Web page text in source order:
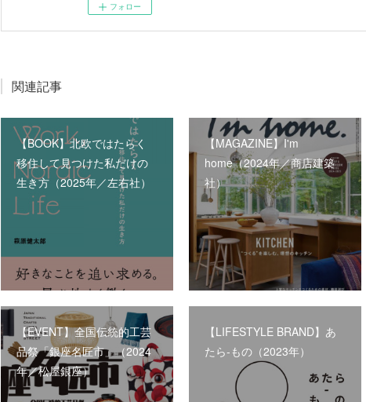
フォロー
関連記事
【BOOK】北欧ではたらく
移住して見つけた私だけの
生き方（2025年／左右社）
【MAGAZINE】I'm
home（2024年／商店建築
社）
【EVENT】全国伝統的工芸
品祭「銀座名匠市」（2024
年／松屋銀座）
【LIFESTYLE BRAND】あ
たら-もの（2023年）